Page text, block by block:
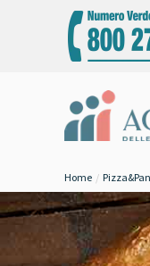
Home